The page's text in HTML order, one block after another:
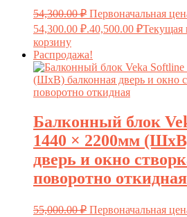
54,300.00₽ Первоначальная
54,300.00 ₽.40,500.00 ₽Текущая
корзину
Распродажа!
Балконный блок
1440 × 2200мм
дверь и окно
поворотно откидная
55,000.00₽ Первоначальная